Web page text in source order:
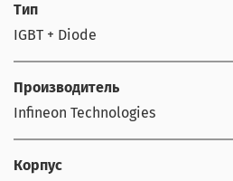
Тип
IGBT + Diode
Производитель
Infineon Technologies
Корпус